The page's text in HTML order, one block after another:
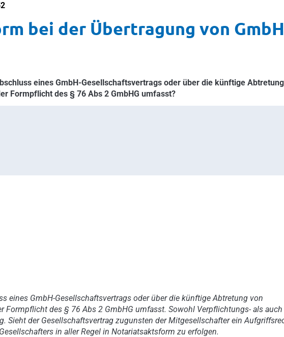
bei der Übertragung von
eines GmbH-Gesellschaftsvertrags oder über die künftige Abtretung
Formpflicht des § 76 Abs 2 GmbHG umfasst?
eines GmbH-Gesellschaftsvertrags oder über die künftige Abtretung von
Formpflicht des § 76 Abs 2 GmbHG umfasst. Sowohl Verpflichtungs- als auch
Sieht der Gesellschaftsvertrag zugunsten der Mitgesellschafter ein
in aller Regel in Notariatsaktsform zu erfolgen.